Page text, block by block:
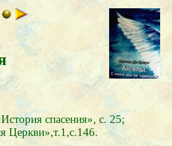
спасения», с. 25;
Церкви»,т.1,с.146.